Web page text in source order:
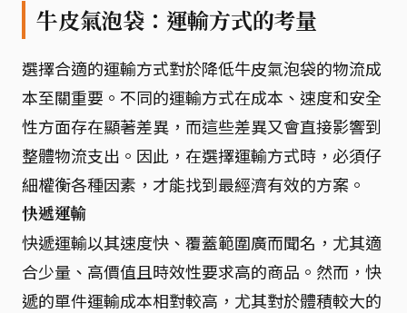
牛皮氣泡袋：運輸方式的考量
選擇合適的運輸方式對於降低牛皮氣泡袋的物流成
本至關重要。不同的運輸方式在成本、速度和安全
性方面存在顯著差異，而這些差異又會直接影響到
整體物流支出。因此，在選擇運輸方式時，必須仔
細權衡各種因素，才能找到最經濟有效的方案。
快遞運輸
快遞運輸以其速度快、覆蓋範圍廣而聞名，尤其適
合少量、高價值且時效性要求高的商品。然而，快
遞的單件運輸成本相對較高，尤其對於體積較大的